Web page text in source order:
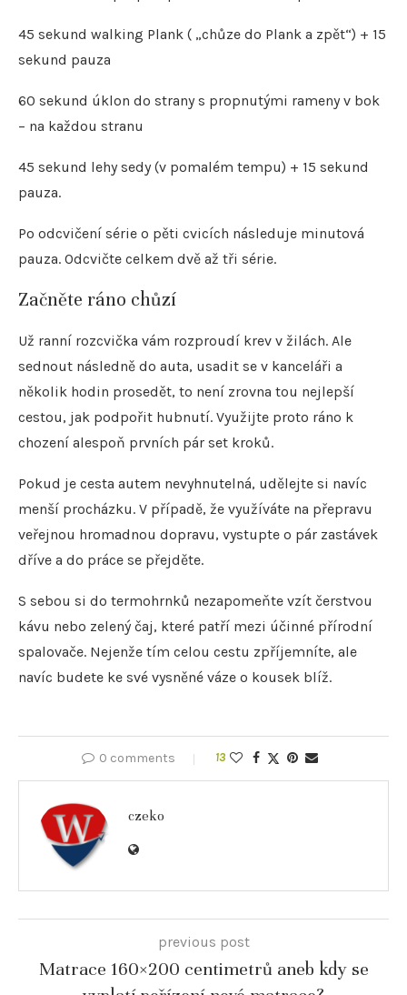
45 sekund walking Plank ( „chůze do Plank a zpět“) + 15
sekund pauza
60 sekund úklon do strany s propnutými rameny v bok
– na každou stranu
45 sekund lehy sedy (v pomalém tempu) + 15 sekund
pauza.
Po odcvičení série o pěti cvicích následuje minutová
pauza. Odcvičte celkem dvě až tři série.
Začněte ráno chůzí
Už ranní rozcvička vám rozproudí krev v žilách. Ale
sednout následně do auta, usadit se v kanceláři a
několik hodin prosedět, to není zrovna tou nejlepší
cestou, jak podpořit hubnutí. Využijte proto ráno k
chození alespoň prvních pár set kroků.
Pokud je cesta autem nevyhnutelná, udělejte si navíc
menší procházku. V případě, že využíváte na přepravu
veřejnou hromadnou dopravu, vystupte o pár zastávek
dříve a do práce se přejděte.
S sebou si do termohrnků nezapomeňte vzít čerstvou
kávu nebo zelený čaj, které patří mezi účinné přírodní
spalovače. Nejenže tím celou cestu zpříjemníte, ale
navíc budete ke své vysněné váze o kousek blíž.
0 comments 13
czeko
previous post
Matrace 160×200 centimetrů aneb kdy se